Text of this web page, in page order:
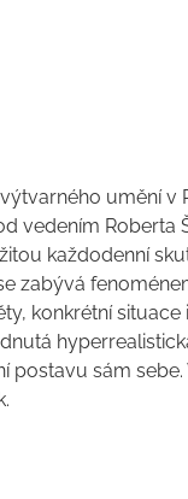
umění
vedením Roberta
každodenní
zabývá
konkrétní
sám